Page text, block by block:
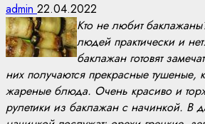
admin 22.04.2022
Кто не любит
людей практически и
баклажан готовят
них получаются прекрасные тушеные,
жареные блюда. Очень красиво и
рулетики из баклажан с начинкой. В